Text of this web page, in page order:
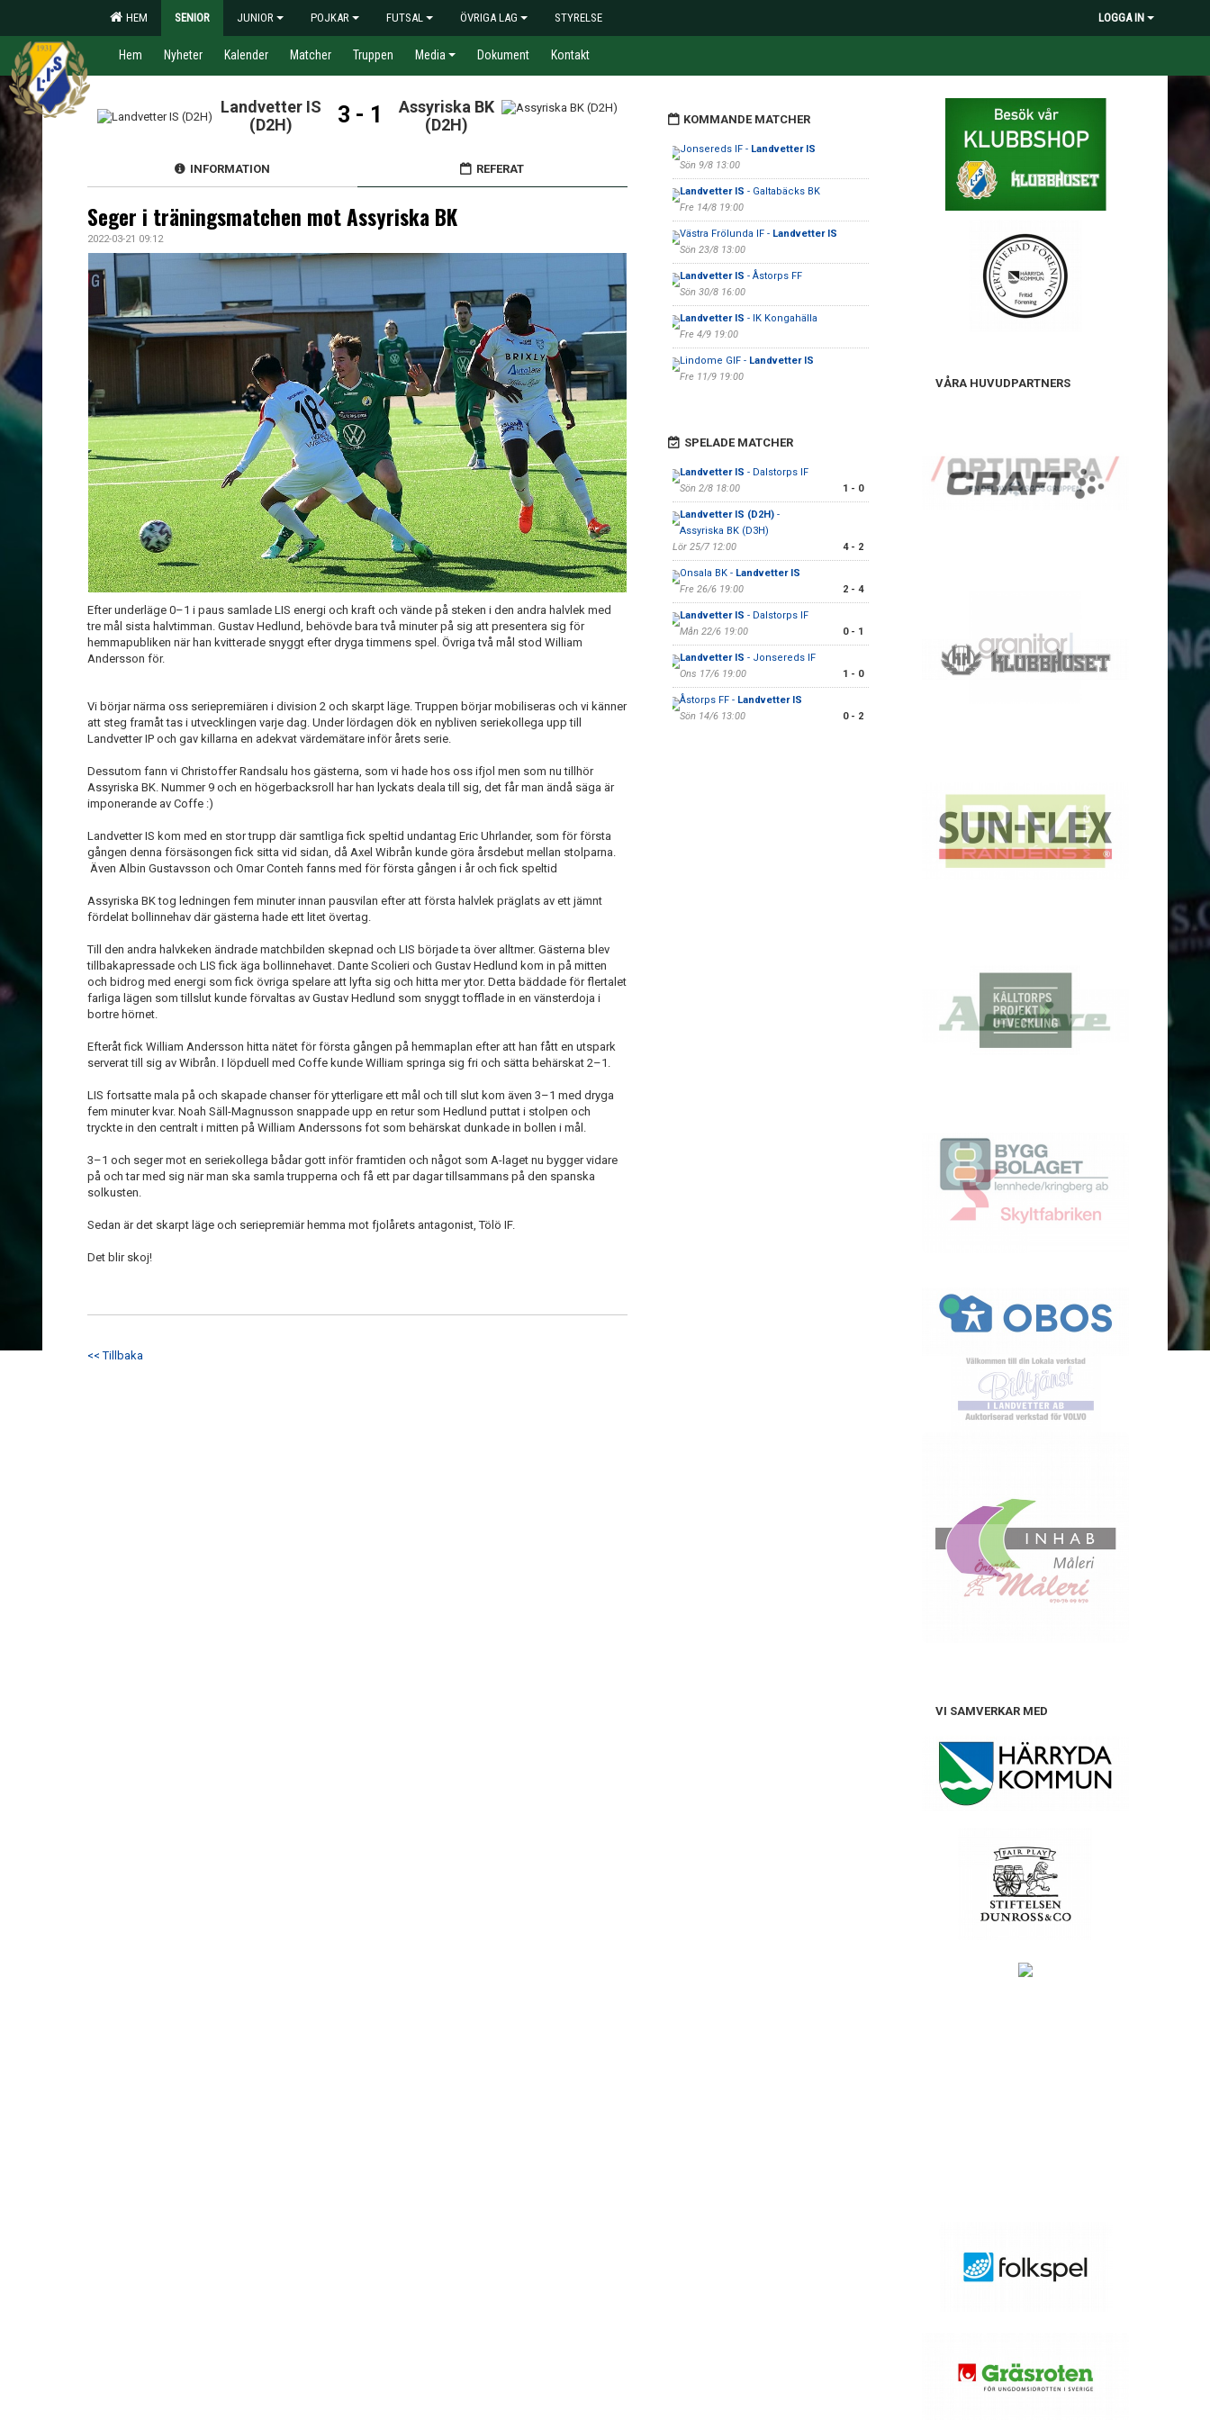
HEM SENIOR JUNIOR POJKAR FUTSAL ÖVRIGA LAG STYRELSE LOGGA IN
Hem Nyheter Kalender Matcher Truppen Media Dokument Kontakt
Landvetter IS
(D2H)
3 - 1
Assyriska BK
(D2H)
INFORMATION REFERAT
Seger i träningsmatchen mot Assyriska BK
2022-03-21 09:12
Efter underläge 0–1 i paus samlade LIS energi och kraft och vände på steken i den andra halvlek med
tre mål sista halvtimman. Gustav Hedlund, behövde bara två minuter på sig att presentera sig för
hemmapubliken när han kvitterade snyggt efter dryga timmens spel. Övriga två mål stod William
Andersson för.
Vi börjar närma oss seriepremiären i division 2 och skarpt läge. Truppen börjar mobiliseras och vi känner
att steg framåt tas i utvecklingen varje dag. Under lördagen dök en nybliven seriekollega upp till
Landvetter IP och gav killarna en adekvat värdemätare inför årets serie.
Dessutom fann vi Christoffer Randsalu hos gästerna, som vi hade hos oss ifjol men som nu tillhör
Assyriska BK. Nummer 9 och en högerbacksroll har han lyckats deala till sig, det får man ändå säga är
imponerande av Coffe :)
Landvetter IS kom med en stor trupp där samtliga fick speltid undantag Eric Uhrlander, som för första
gången denna försäsongen fick sitta vid sidan, då Axel Wibrån kunde göra årsdebut mellan stolparna.
Även Albin Gustavsson och Omar Conteh fanns med för första gången i år och fick speltid
Assyriska BK tog ledningen fem minuter innan pausvilan efter att första halvlek präglats av ett jämnt
fördelat bollinnehav där gästerna hade ett litet övertag.
Till den andra halvkeken ändrade matchbilden skepnad och LIS började ta över alltmer. Gästerna blev
tillbakapressade och LIS fick äga bollinnehavet. Dante Scolieri och Gustav Hedlund kom in på mitten
och bidrog med energi som fick övriga spelare att lyfta sig och hitta mer ytor. Detta bäddade för flertalet
farliga lägen som tillslut kunde förvaltas av Gustav Hedlund som snyggt tofflade in en vänsterdoja i
bortre hörnet.
Efteråt fick William Andersson hitta nätet för första gången på hemmaplan efter att han fått en utspark
serverat till sig av Wibrån. I löpduell med Coffe kunde William springa sig fri och sätta behärskat 2–1.
LIS fortsatte mala på och skapade chanser för ytterligare ett mål och till slut kom även 3–1 med dryga
fem minuter kvar. Noah Säll-Magnusson snappade upp en retur som Hedlund puttat i stolpen och
tryckte in den centralt i mitten på William Anderssons fot som behärskat dunkade in bollen i mål.
3–1 och seger mot en seriekollega bådar gott inför framtiden och något som A-laget nu bygger vidare
på och tar med sig när man ska samla trupperna och få ett par dagar tillsammans på den spanska
solkusten.
Sedan är det skarpt läge och seriepremiär hemma mot fjolårets antagonist, Tölö IF.
Det blir skoj!
<< Tillbaka
KOMMANDE MATCHER
Jonsereds IF - Landvetter IS
Sön 9/8 13:00
Landvetter IS - Galtabäcks BK
Fre 14/8 19:00
Västra Frölunda IF - Landvetter IS
Sön 23/8 13:00
Landvetter IS - Åstorps FF
Sön 30/8 16:00
Landvetter IS - IK Kongahälla
Fre 4/9 19:00
Lindome GIF - Landvetter IS
Fre 11/9 19:00
SPELADE MATCHER
Landvetter IS - Dalstorps IF
Sön 2/8 18:00
1 - 0
Landvetter IS (D2H)-
Assyriska BK (D3H)
Lör 25/7 12:00
4 - 2
Onsala BK - Landvetter IS
Fre 26/6 19:00
2 - 4
Landvetter IS - Dalstorps IF
Mån 22/6 19:00
0 - 1
Landvetter IS - Jonsereds IF
Ons 17/6 19:00
1 - 0
Åstorps FF - Landvetter IS
Sön 14/6 13:00
0 - 2
VÅRA HUVUDPARTNERS
VI SAMVERKAR MED